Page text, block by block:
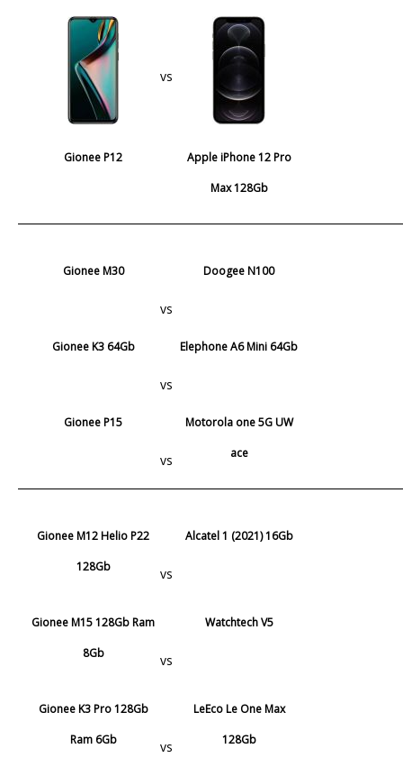
Gionee P12
vs
Apple iPhone 12 Pro
Max 128Gb
Gionee M30
vs
Doogee N100
Gionee K3 64Gb
vs
Elephone A6 Mini 64Gb
Gionee P15
vs
Motorola one 5G UW
ace
Gionee M12 Helio P22
128Gb
vs
Alcatel 1 (2021) 16Gb
Gionee M15 128Gb Ram
8Gb
vs
Watchtech V5
Gionee K3 Pro 128Gb
Ram 6Gb
vs
LeEco Le One Max
128Gb